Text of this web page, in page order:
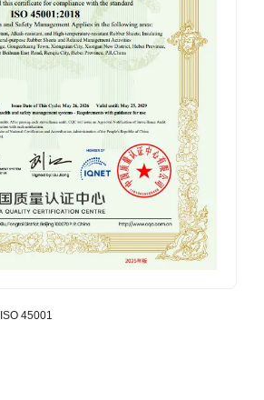
ISO 45001